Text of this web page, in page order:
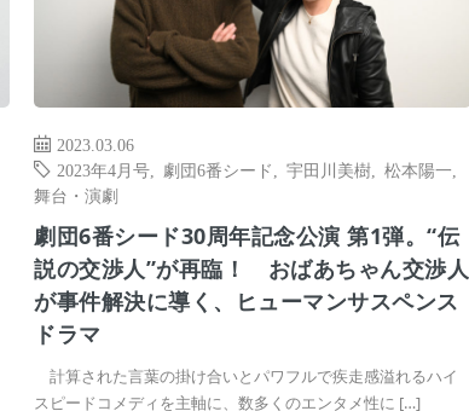
2023.03.06
2023年4月号
劇団6番シード ,宇田川美樹 ,松本陽一
舞台・演劇
劇団6番シード30周年記念公演 第1弾。“伝
説の交渉人”が再臨！ おばあちゃん交渉人
が事件解決に導く、ヒューマンサスペンス
ドラマ
計算された言葉の掛け合いとパワフルで疾走感溢れるハイ
スピードコメディを主軸に、数多くのエンタメ性に […]